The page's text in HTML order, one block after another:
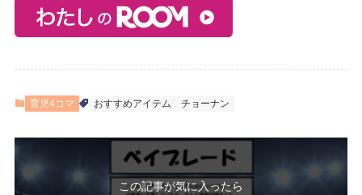
育児4コマ おすすめアイテム チョーナン
この記事が気に入ったら